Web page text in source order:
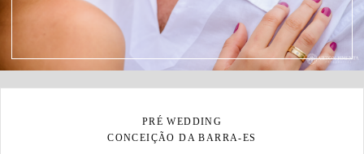
PRÉ WEDDING
CONCEIÇÃO DA BARRA-ES